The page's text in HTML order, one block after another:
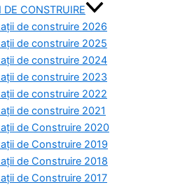
CONSTRUIRE
de construire 2026
de construire 2025
de construire 2024
de construire 2023
de construire 2022
de construire 2021
de Construire 2020
de Construire 2019
de Construire 2018
de Construire 2017